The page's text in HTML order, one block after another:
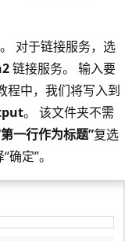
对于链接服务，选
链接服务。 输入要
程中，我们将写入到
。 该文件夹不需
一行作为标题”复选
确定”。